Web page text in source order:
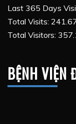
Last 365 Days
Total Visits:
Total Visitors:
BỆNH VIỆN